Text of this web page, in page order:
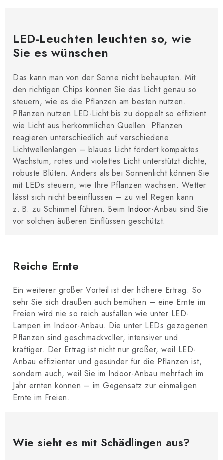
LED-Leuchten leuchten so, wie
Sie es wünschen
Das kann man von der Sonne nicht behaupten. Mit
den richtigen Chips können Sie das Licht genau so
steuern, wie es die Pflanzen am besten nutzen.
Pflanzen nutzen LED-Licht bis zu doppelt so effizient
wie Licht aus herkömmlichen Quellen. Pflanzen
reagieren unterschiedlich auf verschiedene
Lichtwellenlängen – blaues Licht fördert kompaktes
Wachstum, rotes und violettes Licht unterstützt dichte,
robuste Blüten. Anders als bei Sonnenlicht können Sie
mit LEDs steuern, wie Ihre Pflanzen wachsen. Wetter
lässt sich nicht beeinflussen – zu viel Regen kann
z. B. zu Schimmel führen. Beim Indoor-Anbau sind Sie
vor solchen äußeren Einflüssen geschützt.
Reiche Ernte
Ein weiterer großer Vorteil ist der höhere Ertrag. So
sehr Sie sich draußen auch bemühen – eine Ernte im
Freien wird nie so reich ausfallen wie unter LED-
Lampen im Indoor-Anbau. Die unter LEDs gezogenen
Pflanzen sind geschmackvoller, intensiver und
kräftiger. Der Ertrag ist nicht nur größer, weil LED-
Anbau effizienter und gesünder für die Pflanzen ist,
sondern auch, weil Sie im Indoor-Anbau mehrfach im
Jahr ernten können – im Gegensatz zur einmaligen
Ernte im Freien.
Wie sieht es mit Schädlingen aus?